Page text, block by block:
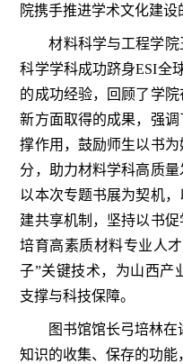
院携手推进学术文化建设
材料科学与工程学
科学学科成功跻身ESI全
的成功经验，回顾了学
新方面取得的成果，强
撑作用，鼓励师生以书
分，助力材料学科高质
以本次专题书展为契机
建共享机制，坚持以书
培育高素质材料专业人
子”关键技术，为山西产
支撑与科技保障。
图书馆馆长弓培林
知识的收集、保存的功